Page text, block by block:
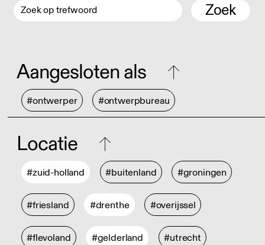
Zoek
Aangesloten als
#ontwerper #ontwerpbureau
Locatie
#zuid-holland #buitenland #groningen
#friesland #drenthe #overijssel
#flevoland #gelderland #utrecht